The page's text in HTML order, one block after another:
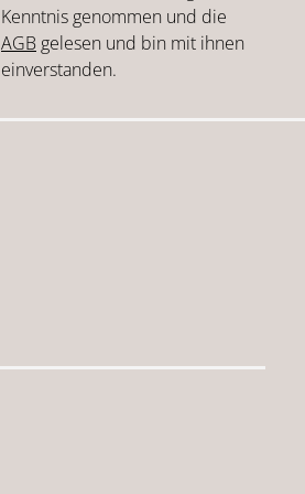
Kenntnis genommen und die
AGB gelesen und bin mit ihnen
einverstanden.